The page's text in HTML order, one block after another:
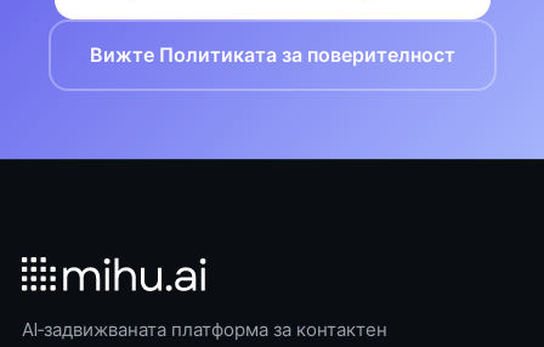
Вижте Политиката за поверителност
AI‑задвижваната платформа за контактен